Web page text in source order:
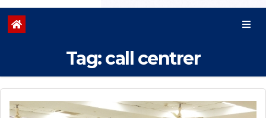
Tag:call centrer